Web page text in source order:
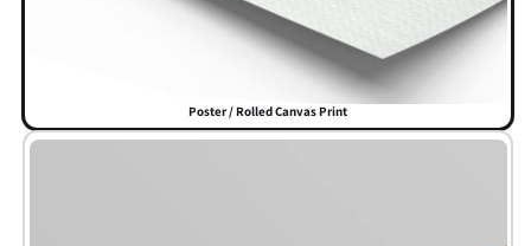
Poster / Rolled Canvas Print